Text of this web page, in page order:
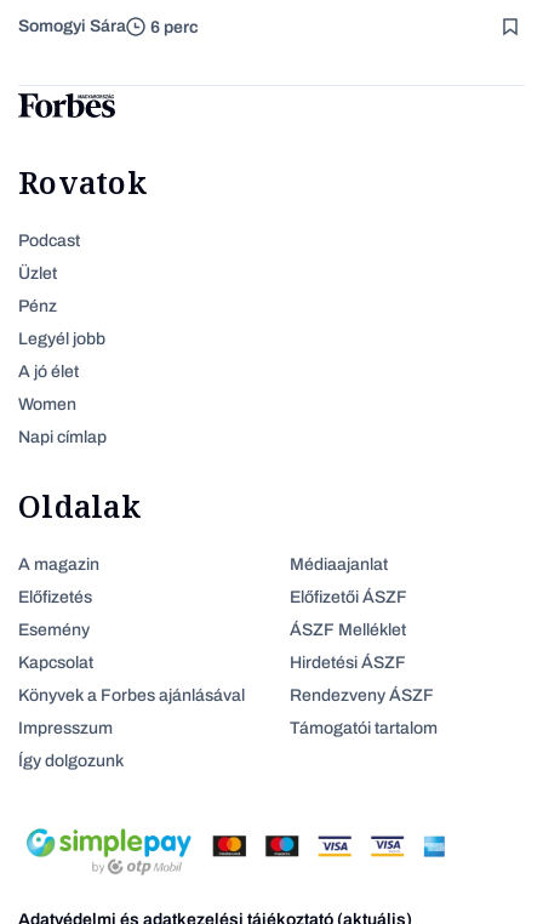
Somogyi Sára 6 perc
Rovatok
Podcast
Üzlet
Pénz
Legyél jobb
A jó élet
Women
Napi címlap
Oldalak
A magazin
Előfizetés
Esemény
Kapcsolat
Könyvek a Forbes ajánlásával
Impresszum
Így dolgozunk
Médiaajanlat
Előfizetői ÁSZF
ÁSZF Melléklet
Hirdetési ÁSZF
Rendezveny ÁSZF
Támogatói tartalom
Adatvédelmi és adatkezelési tájékoztató (aktuális)